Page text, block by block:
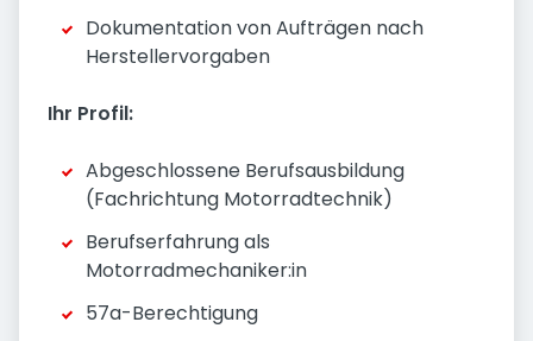
Dokumentation von Aufträgen nach
Herstellervorgaben
Ihr Profil:
Abgeschlossene Berufsausbildung
(Fachrichtung Motorradtechnik)
Berufserfahrung als
Motorradmechaniker:in
57a-Berechtigung